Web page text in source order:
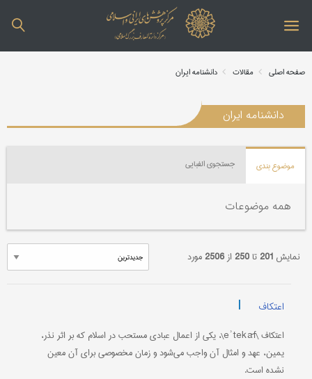
صفحه اصلی مقالات دانشنامه ایران
دانشنامه ایران
موضوع بندی جستجوی الفبایی
همه موضوعات
نمایش 201تا250 از2506مورد
اعتکاف |
اعتکاف \eʾtekāf\، یکی از اعمال عبادی مستحب در اسلام که بر اثر نذر،
یمین، عهد و امثال آن واجب می‌شود و زمان مخصوصی برای آن معین
نشده است.